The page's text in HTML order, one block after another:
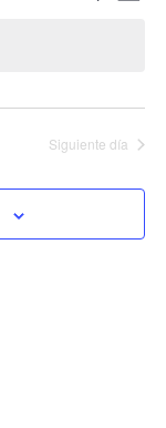
y
vistas
de
de
Siguiente día